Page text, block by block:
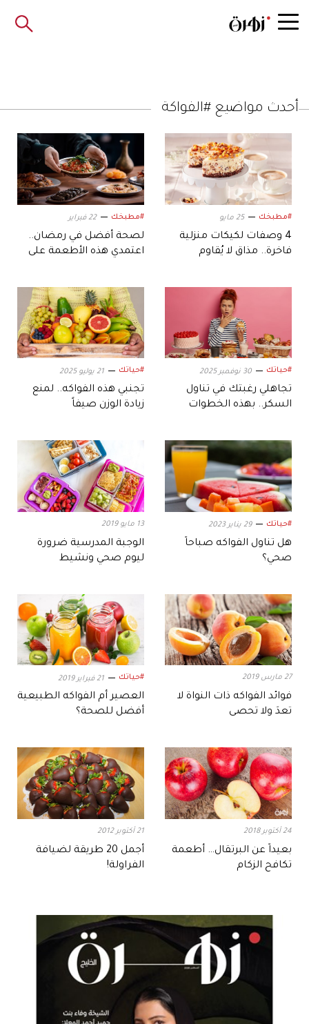
أحدث مواضيع #الفواكة
#مطبخك 25 مايو
4 وصفات لكيكات منزلية
فاخرة.. مذاق لا يُقاوم
#مطبخك 22 فبراير
لصحة أفضل في رمضان..
اعتمدي هذه الأطعمة على
#حياتك 30 نوفمبر 2025
تجاهلي رغبتك في تناول
السكر.. بهذه الخطوات
#حياتك 21 يوليو 2025
تجنبي هذه الفواكه.. لمنع
زيادة الوزن صيفاً
#حياتك 29 يناير 2023
هل تناول الفواكه صباحاً
صحي؟
13 مايو 2019
الوجبة المدرسية ضرورة
ليوم صحي ونشيط
27 مارس 2019
فوائد الفواكه ذات النواة لا
تعدَ ولا تحصى
#حياتك 21 فبراير 2019
العصير أم الفواكه الطبيعية
أفضل للصحة؟
24 أكتوبر 2018
بعيداً عن البرتقال… أطعمة
تكافح الزكام
21 أكتوبر 2012
أجمل 20 طريقة لضيافة
الفراولة!